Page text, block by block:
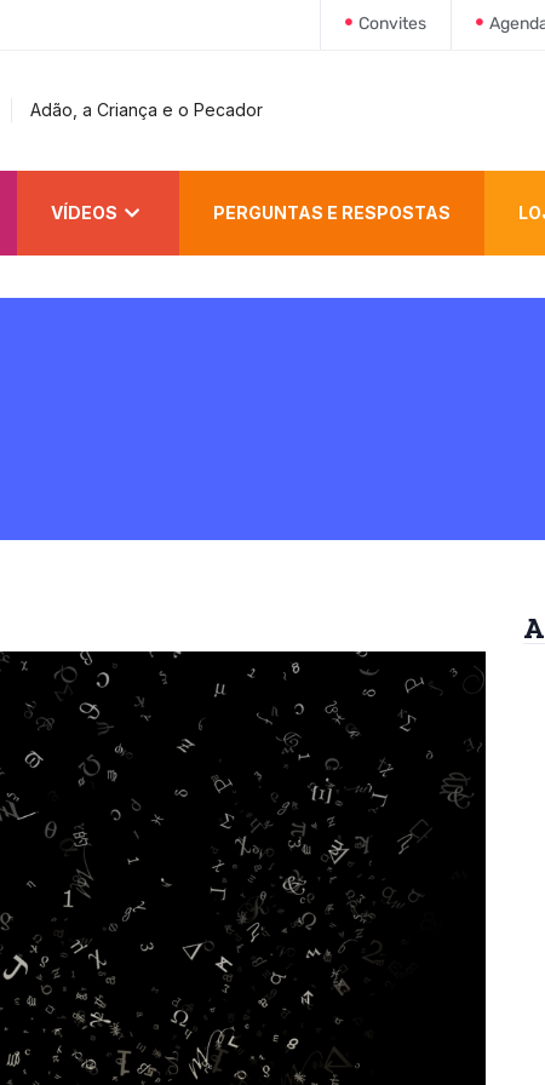
Convites
Adão, a Criança e o Pecador
VÍDEOS PERGUNTAS E RESPOSTAS
Arrebatamento Pré-
Tribulacional na
Patrística
25,00
Arrebatamento
da Tribulação
60,00